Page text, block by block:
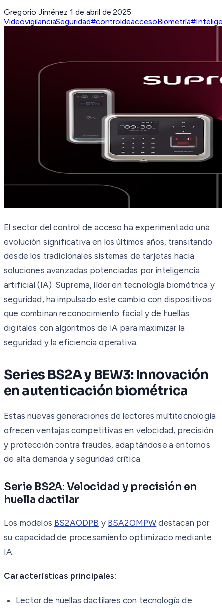
Gregorio Jiménez·1 de abril de 2025·
VideovigilanciaSeguridad#controldeaccesoBiometría
El sector del control de acceso ha experimentado una
evolución significativa en los últimos años, transitando
desde los tradicionales sistemas de tarjetas hacia
soluciones avanzadas potenciadas por inteligencia
artificial (IA). Suprema, líder en tecnología biométrica y
seguridad, ha impulsado este cambio con dispositivos
que combinan reconocimiento facial y de huellas
digitales con algoritmos de IA para maximizar la
seguridad y la eficiencia operativa.
Series BS2A y BEW3: Innovación
en autenticación biométrica
Estas nuevas generaciones de lectores multitecnología
ofrecen ventajas competitivas en velocidad, precisión
y protección contra fraudes, adaptándose a entornos
de alta demanda y seguridad crítica.
Serie BS2A: Velocidad y precisión en
huella dactilar
Los modelos BS2AODPB y BSA2OMPW destacan por
su capacidad de procesamiento optimizado mediante
IA.
Características principales:
Lector de huellas dactilares con tecnología de